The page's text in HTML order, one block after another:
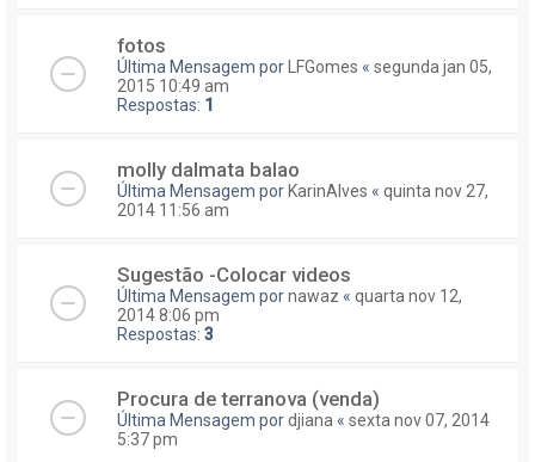
fotos
Última Mensagem por LFGomes « segunda jan 05,
2015 10:49 am
Respostas: 1
molly dalmata balao
Última Mensagem por KarinAlves « quinta nov 27,
2014 11:56 am
Sugestão -Colocar videos
Última Mensagem pornawaz « quarta nov 12,
2014 8:06 pm
Respostas: 3
Procura de terranova (venda)
Última Mensagem pordjiana « sexta nov 07, 2014
5:37 pm